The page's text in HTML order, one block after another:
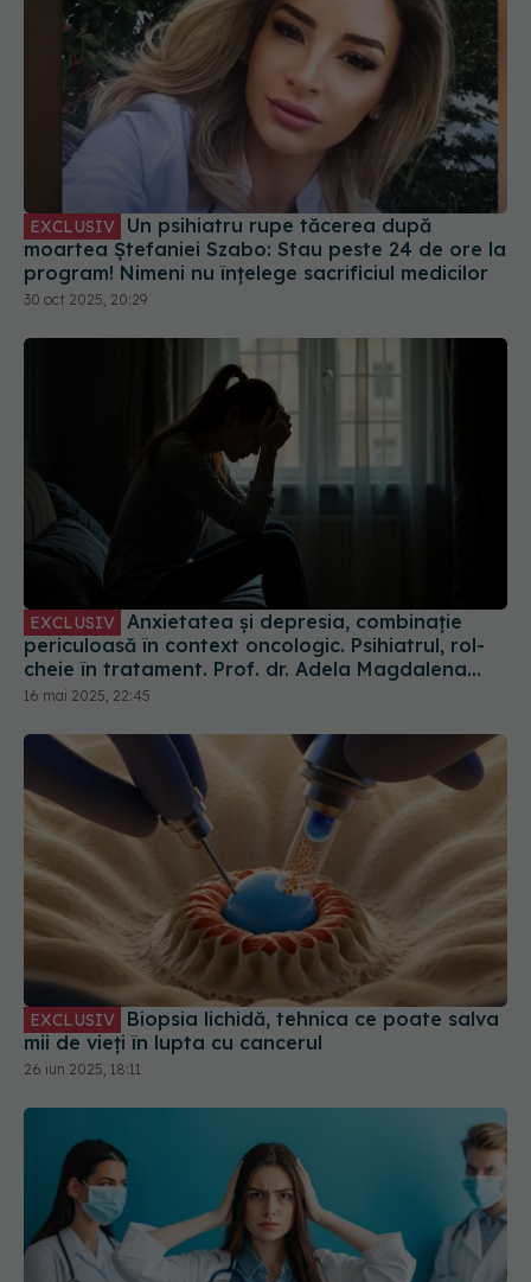
EXCLUSIV
moartea Ștefaniei Szabo: Stau peste 24 de ore la
program! Nimeni nu înțelege sacrificiul medicilor
30 oct 2025, 20:29
EXCLUSIV
periculoasă în context oncologic. Psihiatrul, rol-
cheie în tratament. Prof. dr. Adela Magdalena
Ciobanu: Greu de tratat
16 mai 2025, 22:45
EXCLUSIV
mii de vieți în lupta cu cancerul
26 iun 2025, 18:11